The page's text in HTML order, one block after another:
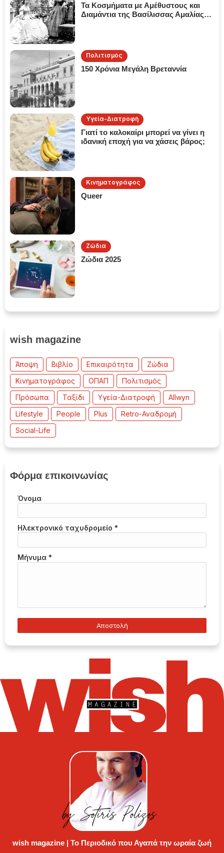
Τα Κοσμήματα με Αμέθυστους και
Διαμάντια της Βασίλισσας Αμαλίας
Πολιτισμός
150 Χρόνια Μεγάλη Βρεταννία
Υγεία-Διατροφή
Γιατί το καλοκαίρι μπορεί να γίνει η
ιδανική εποχή για να χάσεις βάρος;
Κινηματογράφος
Queer
Ζώδια
Ζώδια 2025
wish magazine
Άποψη Βιβλίο Επικαιρότητα
Ζώδια
Κινηματογράφος
ΟΠΑΠ
Πολιτισμός
Πρόσωπα
Ταξίδι Υγεία-Διατροφή
Allwyn
Lifestyle
People Plus
Retro-Αναδρομή
Social-Life
Φόρμα επικοινωνίας
Όνομα
Ηλεκτρονικό ταχυδρομείο *
Μήνυμα *
wish magazine | Το Περιοδικό που Αγαπά την ωραία ζωή